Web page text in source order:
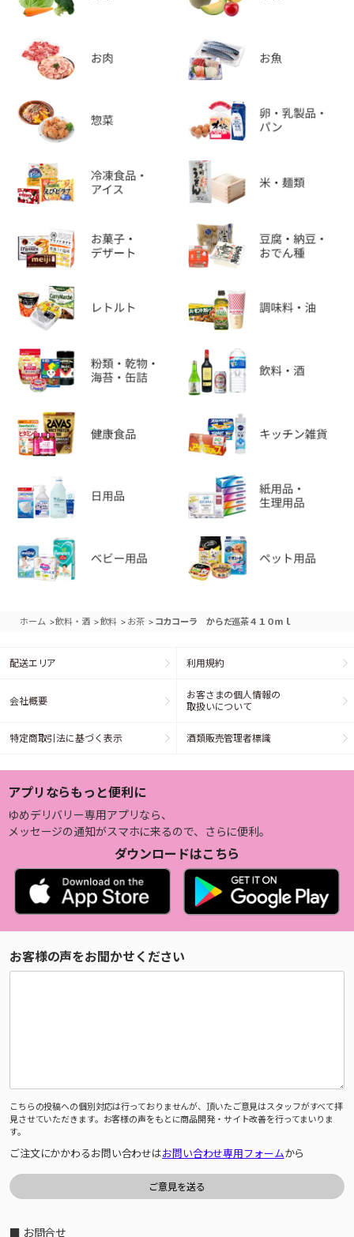
ホーム >飲料・酒 >飲料 > お茶 > コカコーラ からだ巡茶４１０ｍｌ
配送エリア 利用規約
会社概要
お客さまの個人情報の
取扱いについて
特定商取引法に基づく表示 酒類販売管理者標識
アプリならもっと便利に
ゆめデリバリー専用アプリなら、
メッセージの通知がスマホに来るので、さらに便利。
ダウンロードはこちら
お客様の声をお聞かせください
こちらの投稿への個別対応は行っておりませんが、頂いたご意見はスタッフがすべて拝
見させていただきます。お客様の声をもとに商品開発・サイト改善を行ってまいりま
す。
ご注文にかかわるお問い合わせはお問い合わせ専用フォームから
■ お問合せ